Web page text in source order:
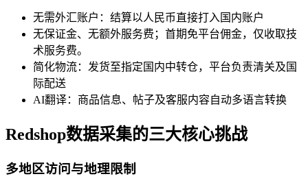
无需外汇账户：结算以人民币直接打入国内账户
无保证金、无额外服务费；首期免平台佣金，仅收取技
术服务费。
简化物流：发货至指定国内中转仓，平台负责清关及国
际配送
AI翻译：商品信息、帖子及客服内容自动多语言转换
Redshop数据采集的三大核心挑战
多地区访问与地理限制